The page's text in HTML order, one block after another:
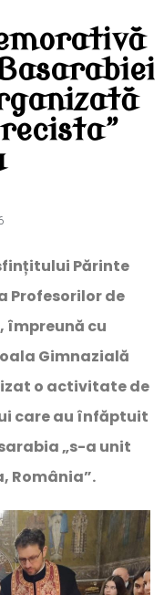
Părinte
Profesorilor de
împreună cu
Gimnazială
o activitate de
care au înfăptuit
„s-a unit
România”.